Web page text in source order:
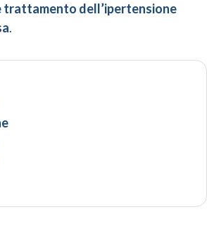
trattamento dell’ipertensione
.